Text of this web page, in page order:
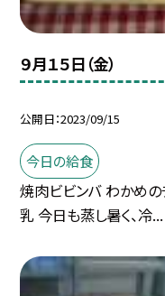
９月１５日（金）
公開日 2023/09/15
今日の給食
焼肉ビビンバ わかめ
乳 今日も蒸し暑く、冷...